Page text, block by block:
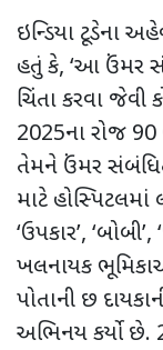
ઇન્ડિયા ટૂડેના
હતું કે, ‘આ ઉંમર
ચિંતા કરવા જેવી
2025ના રોજ 90
તેમને ઉંમર
માટે
‘ઉપકાર’, ‘બોબી’, ‘
ખલનાયક
પોતાની છ
અભિનય કર્યો છે.